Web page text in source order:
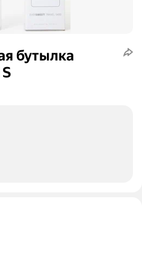
бутылка